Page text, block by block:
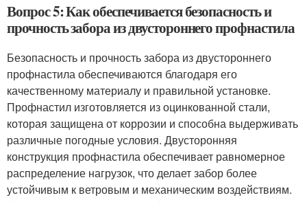
Вопрос 5: Как обеспечивается безопасность и
прочность забора из двустороннего профнастила
Безопасность и прочность забора из двустороннего
профнастила обеспечиваются благодаря его
качественному материалу и правильной установке.
Профнастил изготовляется из оцинкованной стали,
которая защищена от коррозии и способна выдерживать
различные погодные условия. Двусторонняя
конструкция профнастила обеспечивает равномерное
распределение нагрузок, что делает забор более
устойчивым к ветровым и механическим воздействиям.